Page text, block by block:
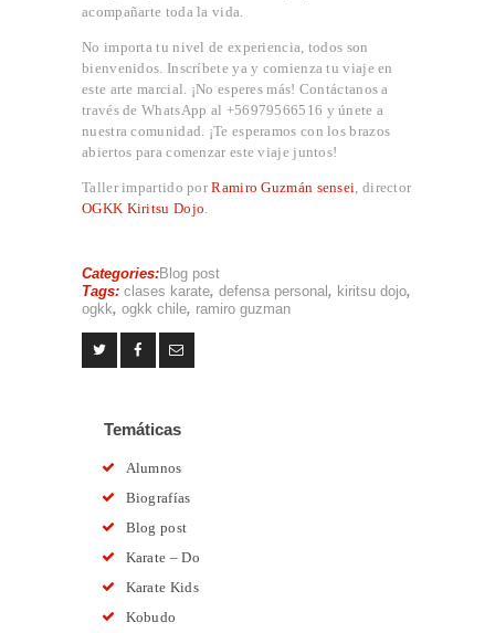
acompañarte toda la vida.
No importa tu nivel de experiencia, todos son
bienvenidos. Inscríbete ya y comienza tu viaje en
este arte marcial. ¡No esperes más! Contáctanos a
través de WhatsApp al +56979566516 y únete a
nuestra comunidad. ¡Te esperamos con los brazos
abiertos para comenzar este viaje juntos!
Taller impartido porRamiro Guzmán sensei , director
OGKK Kiritsu Dojo
Categories:Blog post
Tags: clases karate, defensa personal , kiritsu dojo,
ogkk, ogkk chile, ramiro guzman
Temáticas
Alumnos
Biografías
Blog post
Karate – Do
Karate Kids
Kobudo